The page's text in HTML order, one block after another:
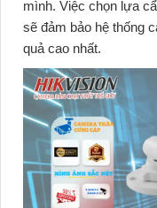
mình. Việc chọn lựa
sẽ đảm bảo hệ thống
quả cao nhất.